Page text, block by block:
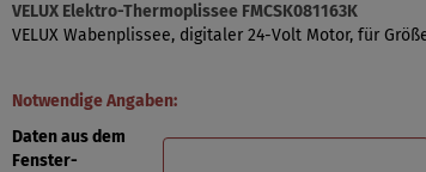
VELUX Elektro-Thermoplissee FMCSK081163K
VELUX Wabenplissee, digitaler 24-Volt Motor, für
Notwendige Angaben:
Daten aus dem
Fenster-